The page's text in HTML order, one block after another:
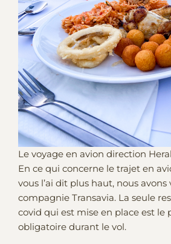
Le voyage en avion direction
En ce qui concerne le trajet en
vous l’ai dit plus haut, nous avons
compagnie Transavia. La seule
covid qui est mise en place est le
obligatoire durant le vol.